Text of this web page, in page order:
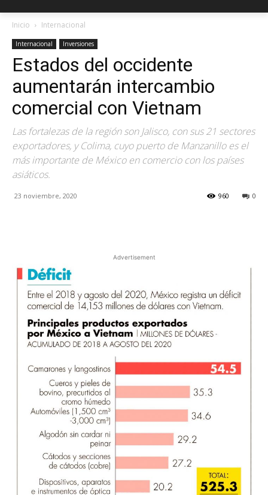
Inicio Internacional
Internacional Inversiones
Estados del occidente
aumentarán intercambio
comercial con Vietnam
Las fortalezas de la región son Jalisco, con sus 21 sectores
exportadores, y Colima, cuyo puerto de Manzanillo es el
más importante de México en comercio con los países
asiáticos.
23 noviembre, 2020 0
960
Advertisement